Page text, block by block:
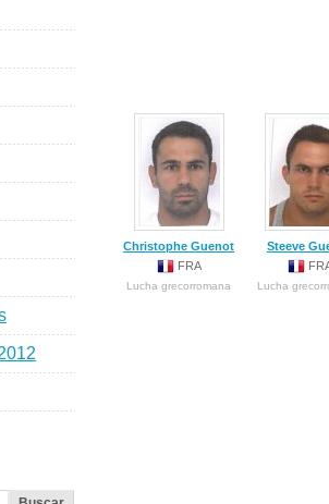
Christophe Guenot
FRA
Lucha grecorromana
Steeve
Lucha